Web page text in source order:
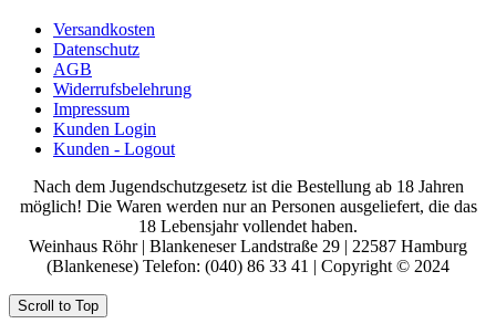
Versandkosten
Datenschutz
AGB
Widerrufsbelehrung
Impressum
Kunden Login
Kunden - Logout
Nach dem Jugendschutzgesetz ist die Bestellung ab 18 Jahren
möglich! Die Waren werden nur an Personen ausgeliefert, die das
18 Lebensjahr vollendet haben.
Weinhaus Röhr | Blankeneser Landstraße 29 | 22587 Hamburg
(Blankenese) Telefon: (040) 86 33 41 | Copyright © 2024
Scroll to Top